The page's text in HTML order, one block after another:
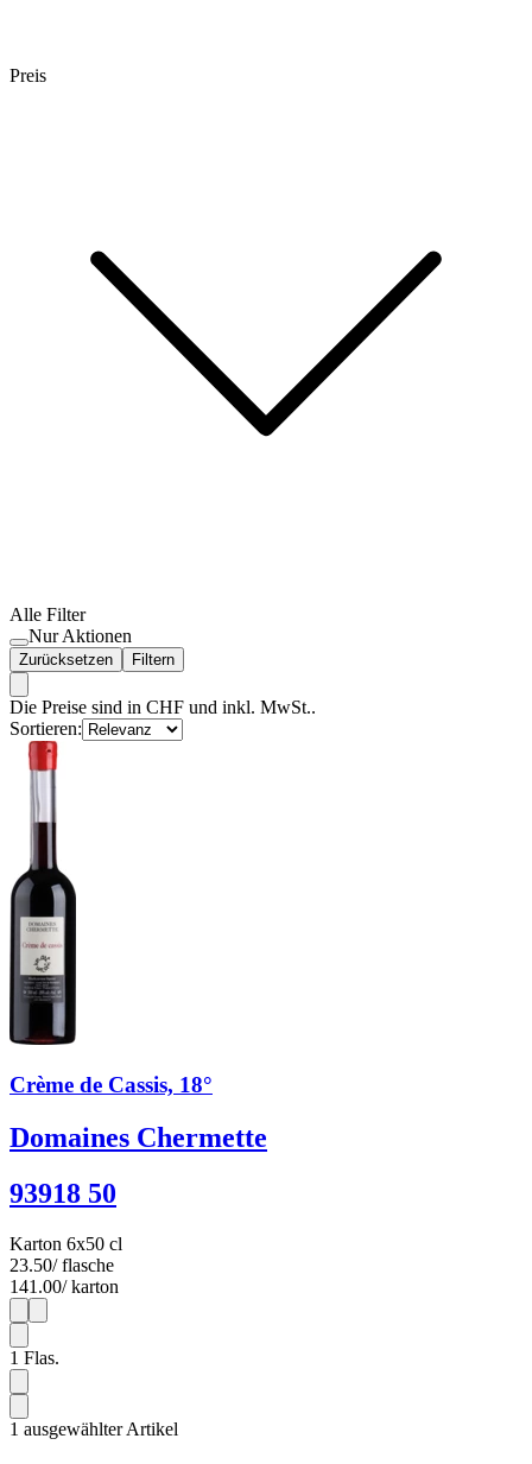
Preis
Alle Filter
Nur Aktionen
Zurücksetzen Filtern
Die Preise sind in CHF und inkl. MwSt..
Sortieren:
Crème de Cassis, 18°
Domaines Chermette
93918 50
Karton 6x50 cl
23.50/ flasche
141.00/ karton
1
1 Flas.
1 ausgewählter Artikel